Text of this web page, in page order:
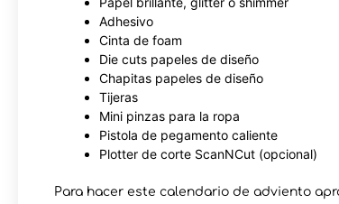
Adhesivo
Cinta de foam
Die cuts papeles de diseño
Chapitas papeles de diseño
Tijeras
Mini pinzas para la ropa
Pistola de pegamento caliente
Plotter de corte ScanNCut (opcional)
Para hacer este calendario de adviento